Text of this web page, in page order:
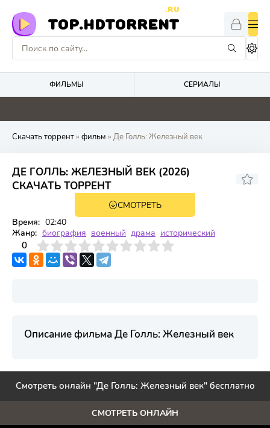
TOP.HDTORRENT
.RU
ФИЛЬМЫ СЕРИАЛЫ
4.7 0 0 0
Скачать торрент» фильм » Де Голль: Железный век
ДЕ ГОЛЛЬ: ЖЕЛЕЗНЫЙ ВЕК (2026)
СКАЧАТЬ ТОРРЕНТ
СМОТРЕТЬ
Время: 02:40
Жанр: биография военный драма исторический
0
4 6 7 8 9 10
Описание фильма Де Голль: Железный век
Смотреть онлайн "Де Голль: Железный век" бесплатно
СМОТРЕТЬ ОНЛАЙН